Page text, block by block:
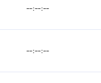
--:--:--
--:--:--